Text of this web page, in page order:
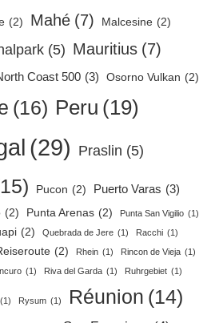
(2) Mahé (7) Malcesine (2)
(5) Mauritius (7)
Coast 500 (3) Osorno Vulkan (2)
(16) Peru (19)
(29) Praslin (5)
Pucon (2) Puerto Varas (3)
(2) Punta Arenas (2) Punta San Vigilio (1)
(2) Quebrada de Jere (1) Racchi (1)
(2) Rhein (1) Rincon de Vieja (1)
(1) Riva del Garda (1) Ruhrgebiet (1)
(1) Rysum (1) Réunion (14)